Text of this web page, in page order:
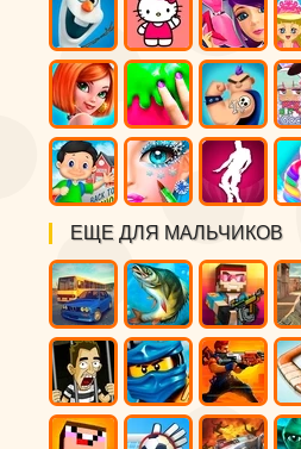
ЕЩЕ ДЛЯ МАЛЬЧИКОВ